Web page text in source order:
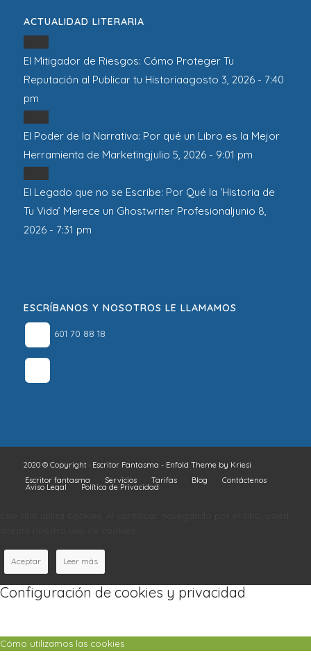
ACTUALIDAD LITERARIA
El Mitigador de Riesgos: Cómo Proteger Tu
Reputación al Publicar tu Historiaagosto 3, 2026 - 7:40
pm
El Poder de la Narrativa: Por qué un Libro es la Mejor
Herramienta de Marketingjulio 5, 2026 - 9:01 pm
El Legado que no se Escribe: Por Qué la ‘Historia de
Tu Vida’ Merece un Ghostwriter Profesionaljunio 8,
2026 - 7:31 pm
ESCRÍBANOS Y NOSOTROS LE LLAMAMOS
601 70 88 18
2020 © Copyright · Escritor Fantasma - Enfold Theme by Kriesi
Escritor fantasma
Servicios Tarifas Blog Contáctenos
Aviso Legal Política de Privacidad
Aceptar Leer más
Configuración de cookies y privacidad
Cómo utilizamos las cookies